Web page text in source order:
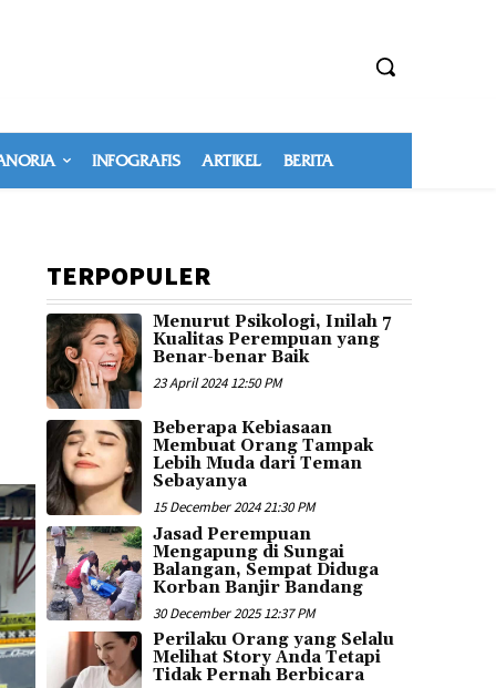
INFOGRAFIS ARTIKEL BERITA
TERPOPULER
Menurut Psikologi, Inilah 7
Kualitas Perempuan yang
Benar-benar Baik
23 April 2024 12:50 PM
Beberapa Kebiasaan
Membuat Orang Tampak
Lebih Muda dari Teman
Sebayanya
15 December 2024 21:30 PM
Jasad Perempuan
Mengapung di Sungai
Balangan, Sempat Diduga
Korban Banjir Bandang
30 December 2025 12:37 PM
Perilaku Orang yang Selalu
Melihat Story Anda Tetapi
Tidak Pernah Berbicara